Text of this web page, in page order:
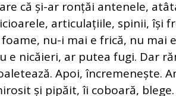
că și-ar ronțăi antenele,
articulațiile, spinii, își
foame, nu-i mai e frică, nu mai
e nicăieri, ar putea fugi. Dar
Apoi, încremenește.
și pipăit, îi coboară,